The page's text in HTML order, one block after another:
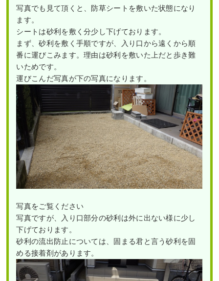
写真でも見て頂くと、防草シートを敷いた状態になり
ます。
シートは砂利を敷く分少し下げております。
まず、砂利を敷く手順ですが、入り口から遠くから順
番に運びこみます。理由は砂利を敷いた上だと歩き難
いためです。
運びこんだ写真が下の写真になります。
写真をご覧ください
写真ですが、入り口部分の砂利は外に出ない様に少し
下げております。
砂利の流出防止については、固まる君と言う砂利を固
める接着剤があります。